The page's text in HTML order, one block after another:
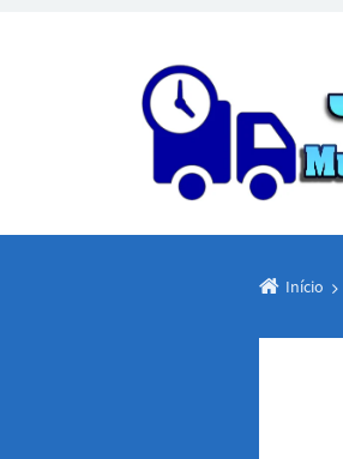
Início